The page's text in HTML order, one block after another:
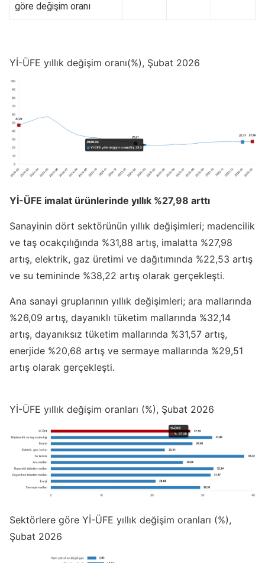
göre değişim oranı
Yİ-ÜFE yıllık değişim oranı(%), Şubat 2026
Yİ-ÜFE imalat ürünlerinde yıllık %27,98 arttı
Sanayinin dört sektörünün yıllık değişimleri; madencilik
ve taş ocakçılığında %31,88 artış, imalatta %27,98
artış, elektrik, gaz üretimi ve dağıtımında %22,53 artış
ve su temininde %38,22 artış olarak gerçekleşti.
Ana sanayi gruplarının yıllık değişimleri; ara mallarında
%26,09 artış, dayanıklı tüketim mallarında %32,14
artış, dayanıksız tüketim mallarında %31,57 artış,
enerjide %20,68 artış ve sermaye mallarında %29,51
artış olarak gerçekleşti.
Yİ-ÜFE yıllık değişim oranları (%), Şubat 2026
Sektörlere göre Yİ-ÜFE yıllık değişim oranları (%),
Şubat 2026